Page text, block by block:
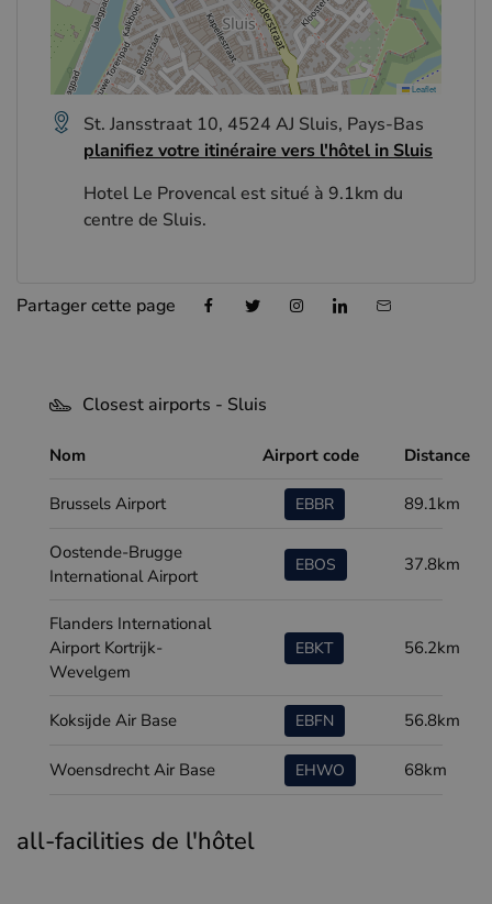
Leaflet
St. Jansstraat 10, 4524 AJ Sluis, Pays-Bas
planifiez votre itinéraire vers l'hôtel in Sluis
Hotel Le Provencal est situé à 9.1km du
centre de Sluis.
Partager cette page
Closest airports - Sluis
Nom Airport code Distance
Brussels Airport EBBR 89.1km
Oostende-Brugge
International Airport
EBOS 37.8km
Flanders International
Airport Kortrijk-
Wevelgem
EBKT 56.2km
Koksijde Air Base EBFN 56.8km
Woensdrecht Air Base EHWO 68km
all-facilities de l'hôtel